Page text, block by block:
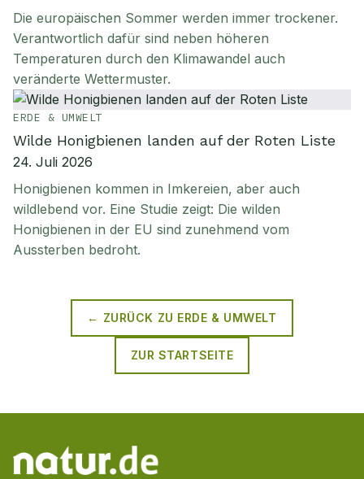
Die europäischen Sommer werden immer trockener.
Verantwortlich dafür sind neben höheren
Temperaturen durch den Klimawandel auch
veränderte Wettermuster.
ERDE & UMWELT
Wilde Honigbienen landen auf der Roten Liste
24. Juli 2026
Honigbienen kommen in Imkereien, aber auch
wildlebend vor. Eine Studie zeigt: Die wilden
Honigbienen in der EU sind zunehmend vom
Aussterben bedroht.
← ZURÜCK ZU ERDE & UMWELT
ZUR STARTSEITE